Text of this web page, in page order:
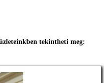
tekintheti meg: